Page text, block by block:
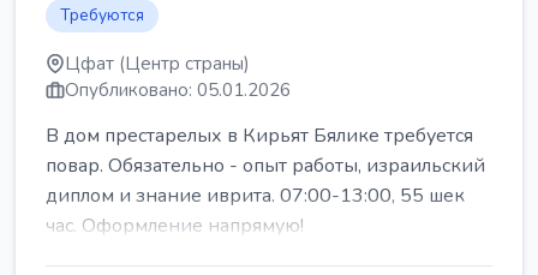
Требуются
Цфат (Центр страны)
Опубликовано: 05.01.2026
В дом престарелых в Кирьят Бялике требуется
повар. Обязательно - опыт работы, израильский
диплом и знание иврита. 07:00-13:00, 55 шек
час. Оформление напрямую!